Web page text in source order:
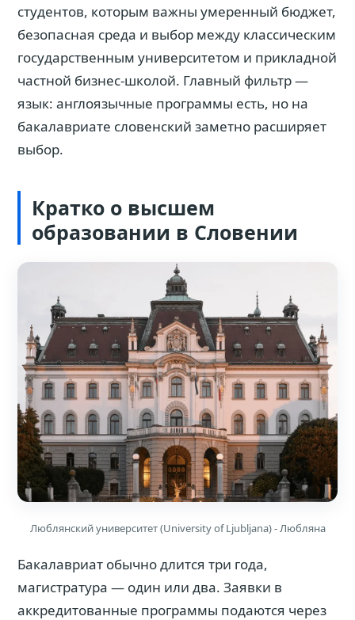
студентов, которым важны умеренный бюджет,
безопасная среда и выбор между классическим
государственным университетом и прикладной
частной бизнес-школой. Главный фильтр —
язык: англоязычные программы есть, но на
бакалавриате словенский заметно расширяет
выбор.
Кратко о высшем
образовании в Словении
Люблянский университет (University of Ljubljana) - Любляна
Бакалавриат обычно длится три года,
магистратура — один или два. Заявки в
аккредитованные программы подаются через